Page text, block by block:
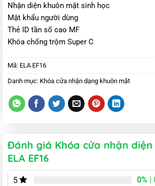
Nhận diện khuôn mặt sinh học
Mật khẩu người dùng
Thẻ ID tần số cao MF
Khóa chống trộm Super C
Mã: ELA EF16
Danh mục: Khóa cửa nhận dạng khuôn mặt
Đánh giá Khóa cửa nhận
ELA EF16
5 0%